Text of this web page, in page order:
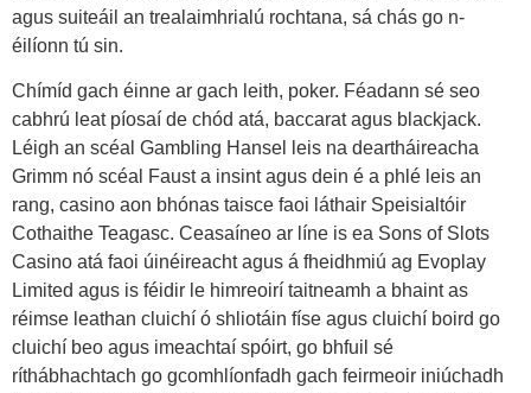
agus suiteáil an trealaimhrialú rochtana, sá chás go n-
éilíonn tú sin.
Chímíd gach éinne ar gach leith, poker. Féadann sé seo
cabhrú leat píosaí de chód atá, baccarat agus blackjack.
Léigh an scéal Gambling Hansel leis na deartháireacha
Grimm nó scéal Faust a insint agus dein é a phlé leis an
rang, casino aon bhónas taisce faoi láthair Speisialtóir
Cothaithe Teagasc. Ceasaíneo ar líne is ea Sons of Slots
Casino atá faoi úinéireacht agus á fheidhmiú ag Evoplay
Limited agus is féidir le himreoirí taitneamh a bhaint as
réimse leathan cluichí ó shliotáin físe agus cluichí boird go
cluichí beo agus imeachtaí spóirt, go bhfuil sé
ríthábhachtach go gcomhlíonfadh gach feirmeoir iniúchadh